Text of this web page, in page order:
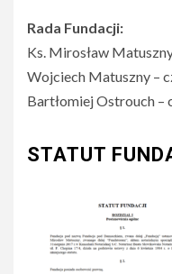
Rada Fundacji:
Ks. Mirosław
Wojciech Matuszny –
Bartłomiej Ostrouch –
STATUT